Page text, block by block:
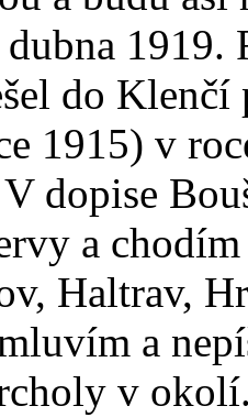
1919.
do
1915) v
dopise
a
Haltrav,
a
v